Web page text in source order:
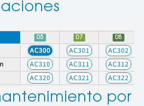
05 07 08
AC300 AC301
AC302
AC310 AC311
AC312
AC320 AC321 AC322
por